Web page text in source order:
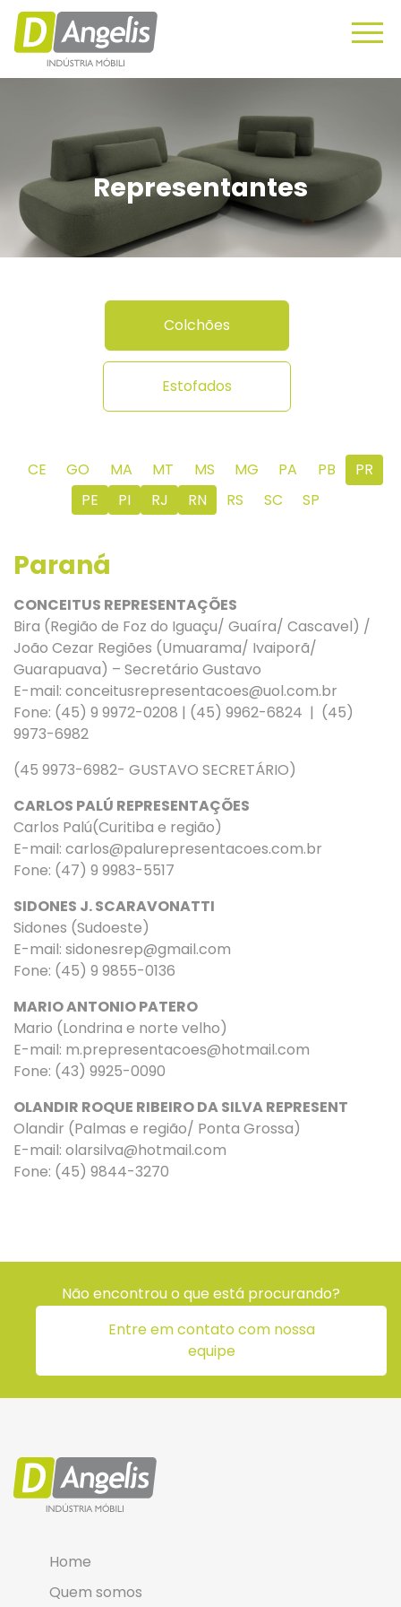
Representantes
Colchões
Estofados
CE GO MA MT MS MG PA PB
PR
PE
PI RJ RN RS SC SP
Paraná
CONCEITUS REPRESENTAÇÕES
Bira (Região de Foz do Iguaçu/ Guaíra/ Cascavel) /
João Cezar Regiões (Umuarama/ Ivaiporã/
Guarapuava) – Secretário Gustavo
E-mail: conceitusrepresentacoes@uol.com.br
Fone: (45) 9 9972-0208 | (45) 9962-6824 | (45)
9973-6982
(45 9973-6982- GUSTAVO SECRETÁRIO)
CARLOS PALÚ REPRESENTAÇÕES
Carlos Palú(Curitiba e região)
E-mail: carlos@palurepresentacoes.com.br
Fone: (47) 9 9983-5517
SIDONES J. SCARAVONATTI
Sidones (Sudoeste)
E-mail: sidonesrep@gmail.com
Fone: (45) 9 9855-0136
MARIO ANTONIO PATERO
Mario (Londrina e norte velho)
E-mail: m.prepresentacoes@hotmail.com
Fone: (43) 9925-0090
OLANDIR ROQUE RIBEIRO DA SILVA REPRESENT
Olandir (Palmas e região/ Ponta Grossa)
E-mail: olarsilva@hotmail.com
Fone: (45) 9844-3270
Não encontrou o que está procurando?
Entre em contato com nossa
equipe
Home
Quem somos